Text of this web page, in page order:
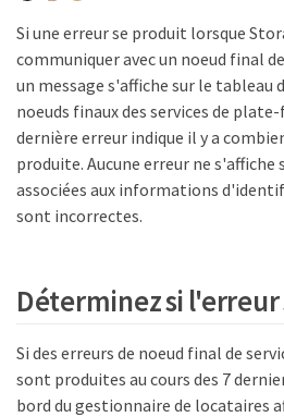
Si une erreur se produit lorsque
communiquer avec un noeud final
un message s'affiche sur le tableau
noeuds finaux des services de
dernière erreur indique il y a
produite. Aucune erreur ne
associées aux informations
sont incorrectes.
Déterminez si
Si des erreurs de noeud final de
sont produites au cours des 7
bord du gestionnaire de locataires